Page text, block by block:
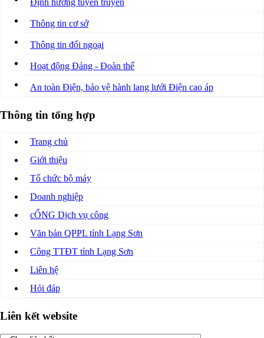
Thông tin cơ sở
Thông tin đối ngoại
Hoạt động Đảng - Đoàn thể
An toàn Điện, bảo vệ hành lang lưới Điện cao áp
Thông tin tổng hợp
Trang chủ
Giới thiệu
Tổ chức bộ máy
Doanh nghiệp
cỔNG Dịch vụ công
Văn bản QPPL tỉnh Lạng Sơn
Công TTĐT tỉnh Lạng Sơn
Liên hệ
Hỏi đáp
Liên kết website